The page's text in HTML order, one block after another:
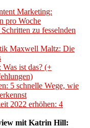
Marketing:
pro Woche
zu fesselnden
Maxwell Maltz: Die
ist das? (+
5 schnelle Wege, wie
2022 erhöhen: 4
mit Katrin Hill: